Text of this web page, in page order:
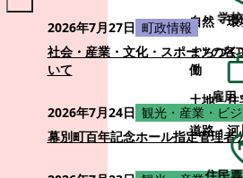
自然・
まちづ
働
土地・
道路・
2026年7月27日 町政情報
社会・産業・文化・スポーツの各
いて
2026年7月24日 観光・産業・ビ
幕別町百年記念ホール指定管理者
学
雇用